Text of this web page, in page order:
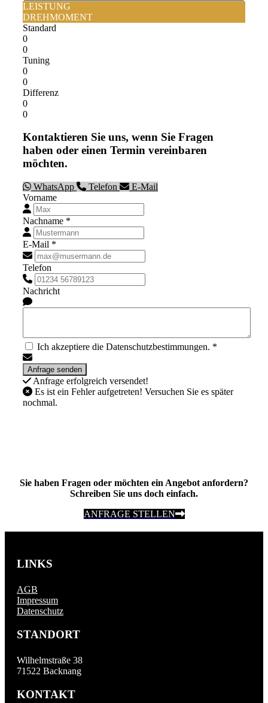
LEISTUNG
DREHMOMENT
Standard
0
0
Tuning
0
0
Differenz
0
0
Kontaktieren Sie uns, wenn Sie Fragen
haben oder einen Termin vereinbaren
möchten.
WhatsApp Telefon
E-Mail
Vorname
Nachname *
E-Mail *
Telefon
Nachricht
Ich akzeptiere die Datenschutzbestimmungen. *
Anfrage erfolgreich versendet!
Es ist ein Fehler aufgetreten! Versuchen Sie es später
nochmal.
Sie haben Fragen oder möchten ein Angebot anfordern?
Schreiben Sie uns doch einfach.
ANFRAGE STELLEN
LINKS
AGB
Impressum
Datenschutz
STANDORT
Wilhelmstraße 38
71522 Backnang
KONTAKT